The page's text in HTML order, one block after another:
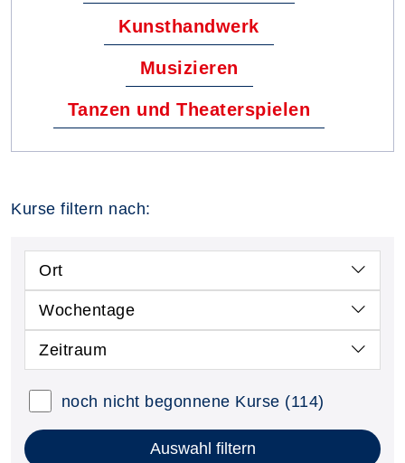
Kunsthandwerk
Musizieren
Tanzen und Theaterspielen
Kurse filtern nach:
Ort
Wochentage
Zeitraum
noch nicht begonnene Kurse (114)
Auswahl filtern